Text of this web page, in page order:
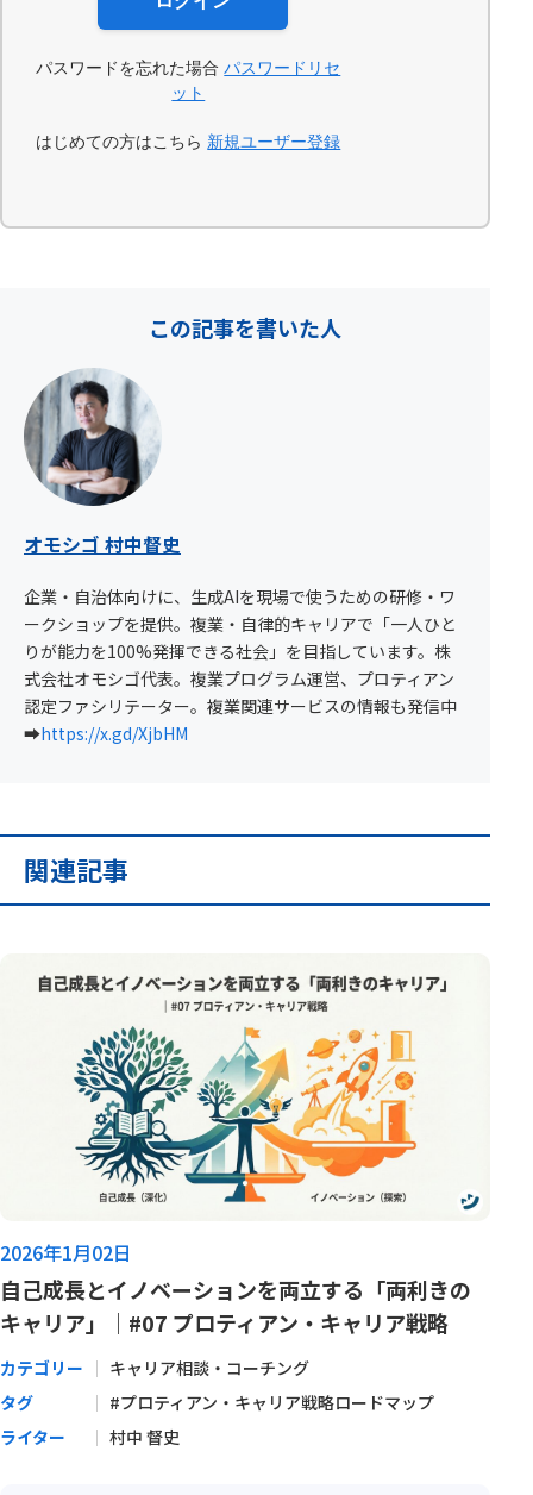
パスワードを忘れた場合パスワードリセ
ット
はじめての方はこちら 新規ユーザー登録
この記事を書いた人
オモシゴ 村中督史
企業・自治体向けに、生成AIを現場で使うための研修・ワ
ークショップを提供。複業・自律的キャリアで「一人ひと
りが能力を100%発揮できる社会」を目指しています。株
式会社オモシゴ代表。複業プログラム運営、プロティアン
認定ファシリテーター。複業関連サービスの情報も発信中
➡︎https://x.gd/XjbHM
関連記事
2026年1月02日
自己成長とイノベーションを両立する「両利きの
キャリア」｜#07 プロティアン・キャリア戦略
カテゴリー
キャリア相談・コーチング
タグ
#プロティアン・キャリア戦略ロードマップ
ライター
村中 督史